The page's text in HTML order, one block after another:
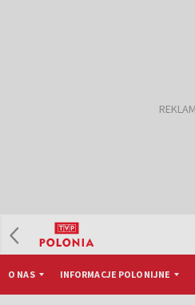
O NAS INFORMACJE POLONIJNE